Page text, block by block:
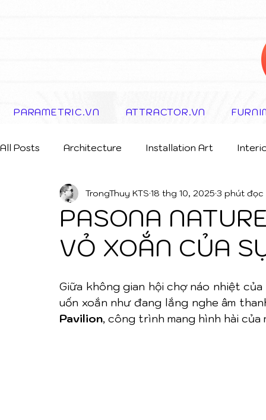
PARAMETRIC.VN ATTRACTOR.VN
All Posts Architecture Installation Art
Storytelling Concept
PASONA
VỎ XOẮN CỦA
TrongThuy KTS 18 thg 10, 2025 3 phút đọc
Giữa không gian hội chợ náo nhiệt
uốn xoắn như đang lắng nghe âm
Pavilion, công trình mang hình hài